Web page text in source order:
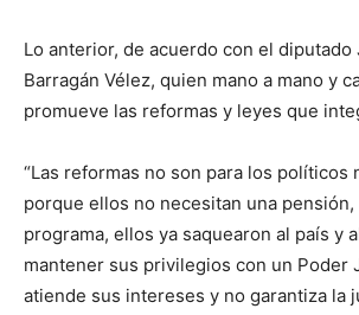
Lo anterior, de acuerdo con el diputado
Barragán Vélez, quien mano a mano y
promueve las reformas y leyes que
“Las reformas no son para los políticos
porque ellos no necesitan una pensión,
programa, ellos ya saquearon al país y
mantener sus privilegios con un Poder
atiende sus intereses y no garantiza la